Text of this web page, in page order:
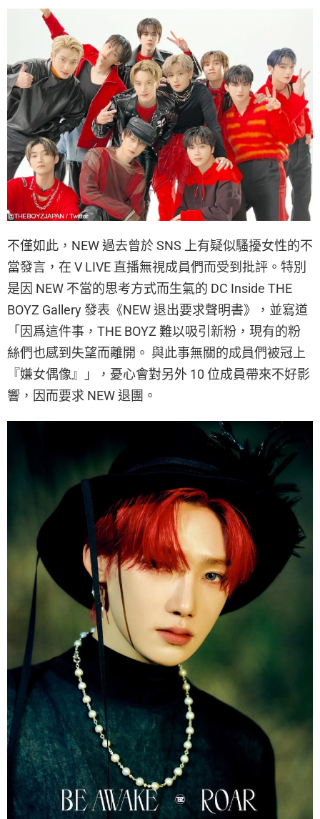
不僅如此，NEW 過去曾於 SNS 上有疑似騷擾女性的不
當發言，在 V LIVE 直播無視成員們而受到批評。特別
是因 NEW 不當的思考方式而生氣的 DC Inside THE
BOYZ Gallery 發表《NEW 退出要求聲明書》，並寫道
「因爲這件事，THE BOYZ 難以吸引新粉，現有的粉
絲們也感到失望而離開。 與此事無關的成員們被冠上
『嫌女偶像』」，憂心會對另外 10 位成員帶來不好影
響，因而要求 NEW 退團。